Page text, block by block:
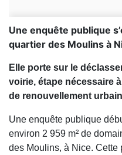
Une enquête publique
quartier des Moulins à
Elle porte sur le
voirie, étape nécessaire
de renouvellement
Une enquête publique
environ 2 959 m² de
des Moulins, à Nice. Cette